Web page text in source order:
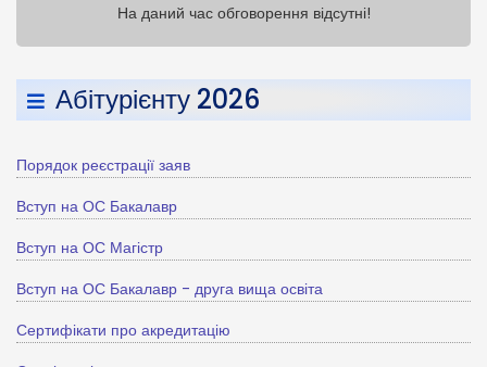
На даний час обговорення відсутні!
Абітурієнту 2026
Порядок реєстрації заяв
Вступ на ОС Бакалавр
Вступ на ОС Магістр
Вступ на ОС Бакалавр - друга вища освіта
Сертифікати про акредитацію